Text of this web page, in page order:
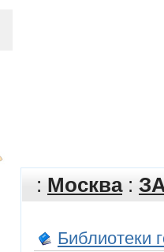
: Москва:
Библиотеки